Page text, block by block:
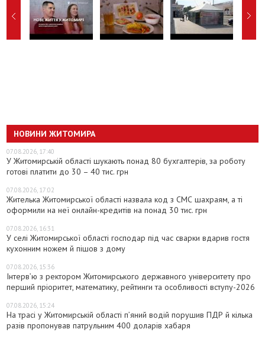
НОВИНИ ЖИТОМИРА
07.08.2026, 17:40
У Житомирській області шукають понад 80 бухгалтерів, за роботу
готові платити до 30 – 40 тис. грн
07.08.2026, 17:02
Жителька Житомирської області назвала код з СМС шахраям, а ті
оформили на неї онлайн-кредитів на понад 30 тис. грн
07.08.2026, 16:31
У селі Житомирської області господар під час сварки вдарив гостя
кухонним ножем й пішов з дому
07.08.2026, 15:36
Інтерв’ю з ректором Житомирського державного університету про
перший пріоритет, математику, рейтинги та особливості вступу-2026
07.08.2026, 15:24
На трасі у Житомирській області п’яний водій порушив ПДР й кілька
разів пропонував патрульним 400 доларів хабаря